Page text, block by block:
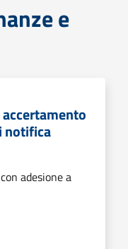
e
notifica
adesione a